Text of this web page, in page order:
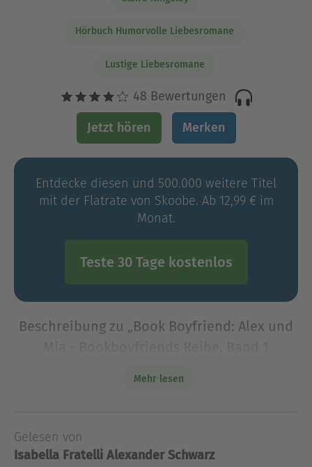
Hörbuch Humorvolle Liebesromane
Lustige Liebesromane
48 Bewertungen
Jetzt hören Merken
Entdecke diesen und 500.000 weitere Titel
mit der Flatrate von Skoobe. Ab 12,99 € im
Monat.
Teste 30 Tage kostenlos
Beschreibung zu „Book Boyfriend: Alex und
simple Notlüge. Erfolg als Liebesromanautor mit
einem weiblichen Pseudonym zu haben, gehörte
auch
Mehr lesen
Gelesen von
Isabella Fratelli Alexander Schwarz